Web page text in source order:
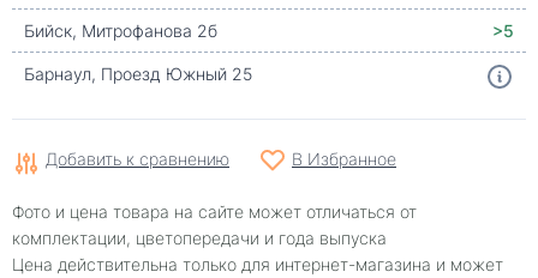
Бийск, Митрофанова 2б
>5
Барнаул, Проезд Южный 25
Добавить к сравнению В Избранное
Фото и цена товара на сайте может отличаться от
комплектации, цветопередачи и года выпуска
Цена действительна только для интернет-магазина и может